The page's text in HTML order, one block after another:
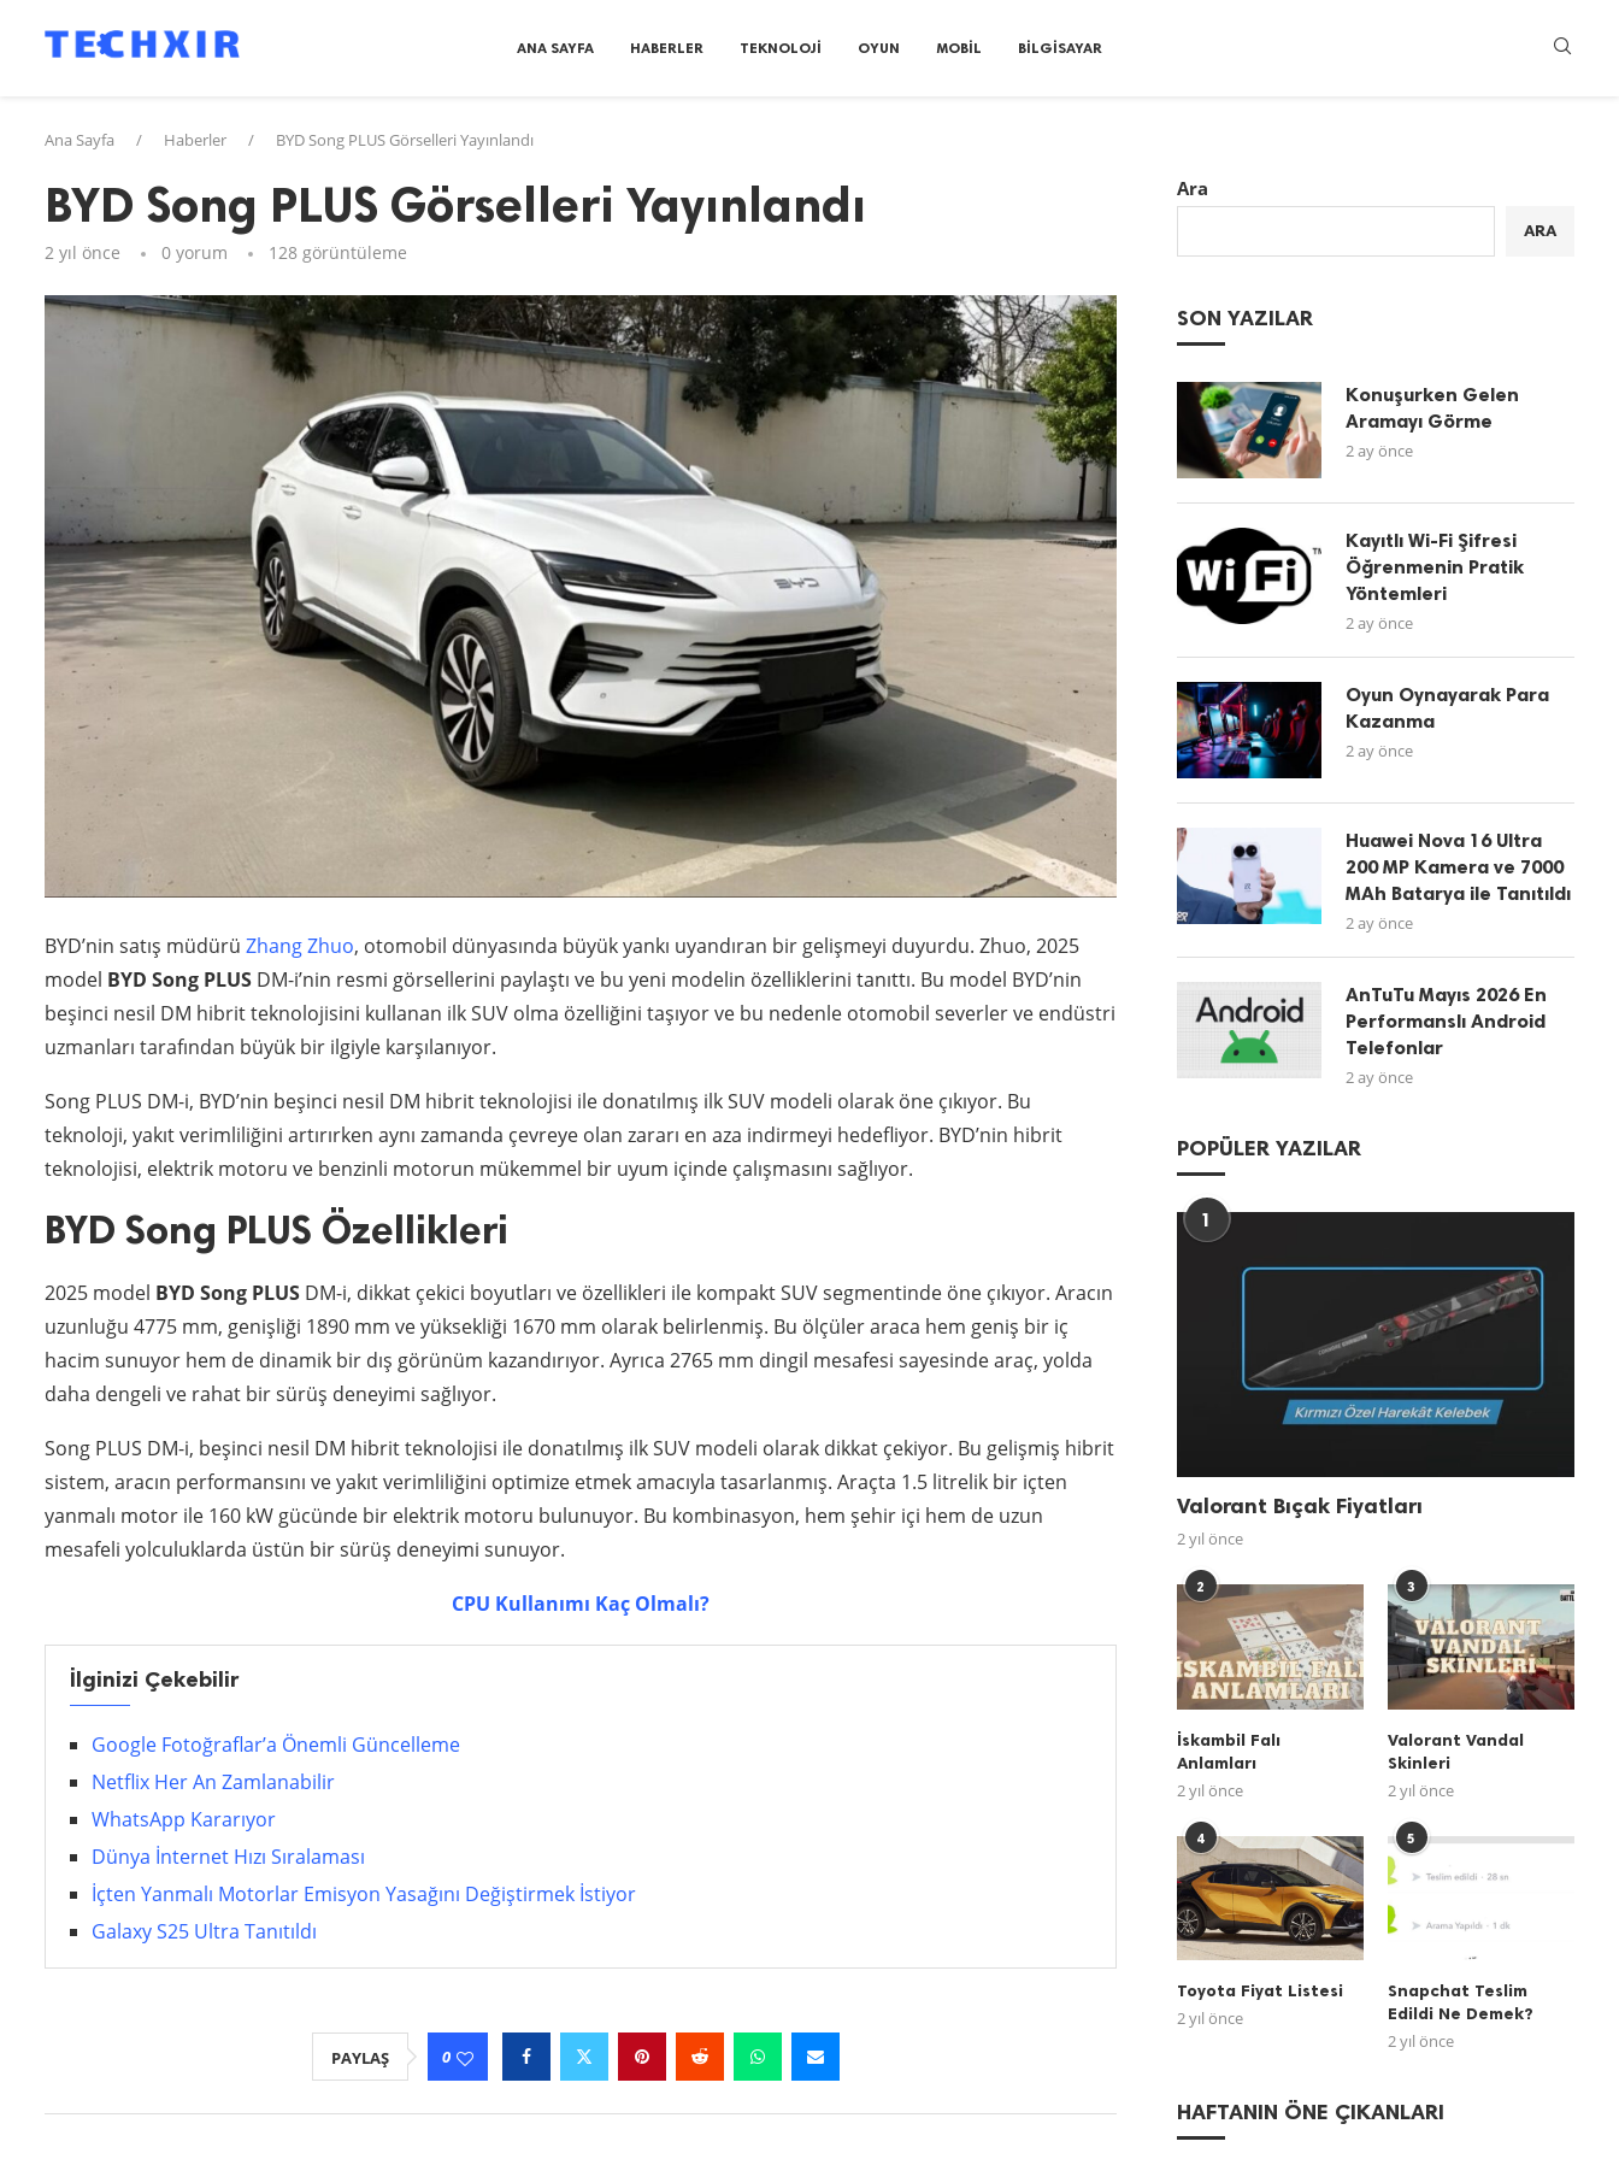
ANA SAYFA HABERLER TEKNOLOJI OYUN MOBIL BILGISAYAR
Ana Sayfa / Haberler / BYD Song PLUS Görselleri Yayınlandı
BYD Song PLUS Görselleri Yayınlandı
2 yıl önce 0 yorum 128 görüntüleme
BYD’nin satış müdürü Zhang Zhuo, otomobil dünyasında büyük yankı uyandıran bir gelişmeyi duyurdu. Zhuo, 2025
model BYD Song PLUS DM-i’nin resmi görsellerini paylaştı ve bu yeni modelin özelliklerini tanıttı. Bu model BYD’nin
beşinci nesil DM hibrit teknolojisini kullanan ilk SUV olma özelliğini taşıyor ve bu nedenle otomobil severler ve endüstri
uzmanları tarafından büyük bir ilgiyle karşılanıyor.
Song PLUS DM-i, BYD’nin beşinci nesil DM hibrit teknolojisi ile donatılmış ilk SUV modeli olarak öne çıkıyor. Bu
teknoloji, yakıt verimliliğini artırırken aynı zamanda çevreye olan zararı en aza indirmeyi hedefliyor. BYD’nin hibrit
teknolojisi, elektrik motoru ve benzinli motorun mükemmel bir uyum içinde çalışmasını sağlıyor.
BYD Song PLUS Özellikleri
2025 model BYD Song PLUS DM-i, dikkat çekici boyutları ve özellikleri ile kompakt SUV segmentinde öne çıkıyor. Aracın
uzunluğu 4775 mm, genişliği 1890 mm ve yüksekliği 1670 mm olarak belirlenmiş. Bu ölçüler araca hem geniş bir iç
hacim sunuyor hem de dinamik bir dış görünüm kazandırıyor. Ayrıca 2765 mm dingil mesafesi sayesinde araç, yolda
daha dengeli ve rahat bir sürüş deneyimi sağlıyor.
Song PLUS DM-i, beşinci nesil DM hibrit teknolojisi ile donatılmış ilk SUV modeli olarak dikkat çekiyor. Bu gelişmiş hibrit
sistem, aracın performansını ve yakıt verimliliğini optimize etmek amacıyla tasarlanmış. Araçta 1.5 litrelik bir içten
yanmalı motor ile 160 kW gücünde bir elektrik motoru bulunuyor. Bu kombinasyon, hem şehir içi hem de uzun
mesafeli yolculuklarda üstün bir sürüş deneyimi sunuyor.
CPU Kullanımı Kaç Olmalı?
İlginizi Çekebilir
Google Fotoğraflar’a Önemli Güncelleme
Netflix Her An Zamlanabilir
WhatsApp Kararıyor
Dünya İnternet Hızı Sıralaması
İçten Yanmalı Motorlar Emisyon Yasağını Değiştirmek İstiyor
Galaxy S25 Ultra Tanıtıldı
PAYLAŞ 0
Ara
ARA
SON YAZILAR
Konuşurken Gelen
Aramayı Görme
2 ay önce
Kayıtlı Wi-Fi Şifresi
Öğrenmenin Pratik
Yöntemleri
2 ay önce
Oyun Oynayarak Para
Kazanma
2 ay önce
Huawei Nova 16 Ultra
200 MP Kamera ve 7000
MAh Batarya ile Tanıtıldı
2 ay önce
AnTuTu Mayıs 2026 En
Performanslı Android
Telefonlar
2 ay önce
POPÜLER YAZILAR
1
Valorant Bıçak Fiyatları
2 yıl önce
2
İskambil Falı
Anlamları
2 yıl önce
3
Valorant Vandal
Skinleri
2 yıl önce
4
Toyota Fiyat Listesi
2 yıl önce
5
Snapchat Teslim
Edildi Ne Demek?
2 yıl önce
HAFTANIN ÖNE ÇIKANLARI